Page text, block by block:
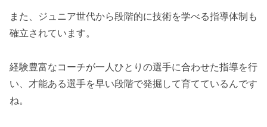
また、ジュニア世代から段階的に技術を学べる指導体制も
確立されています。
経験豊富なコーチが一人ひとりの選手に合わせた指導を行
い、才能ある選手を早い段階で発掘して育てているんです
ね。